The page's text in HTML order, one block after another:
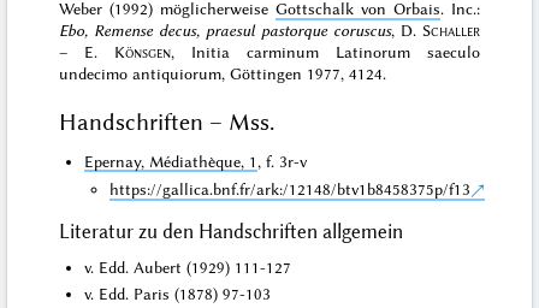
Weber (1992) möglicherweise Gottschalk von Orbais. Inc.:
Ebo, Remense decus, praesul pastorque coruscus, D. Schaller
– E. Könsgen, Initia carminum Latinorum saeculo
undecimo antiquiorum, Göttingen 1977, 4124.
Handschriften – Mss.
Epernay, Médiathèque, 1 , f. 3r-v
https://gallica.bnf.fr/ark:/12148/btv1b8458375p/f13
Literatur zu den Handschriften allgemein
v. Edd. Aubert (1929) 111-127
v. Edd. Paris (1878) 97-103